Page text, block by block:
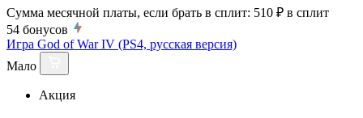
Сумма месячной платы, если брать в сплит: 510 ₽ в сплит
54 бонусов
Игра God of War IV (PS4, русская версия)
Мало
Акция